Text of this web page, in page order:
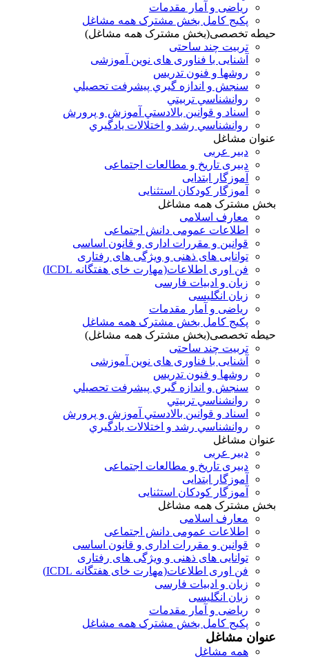
ریاضی و آمار مقدمات
پکیج کامل بخش مشترک همه مشاغل
حیطه تخصصی(بخش مشترک همه مشاغل)
تربیت چند ساحتی
آشنایی با فناوری های نوین آموزشی
روشها و فنون تدريس
سنجش و اندازه گيري پيشرفت تحصيلي
روانشناسي تربيتي
اسناد و قوانين بالادستي آموزش و پرورش
روانشناسي رشد و اختلالات يادگيري
عنوان مشاغل
دبير عربی
دبیری تاریخ و مطالعات اجتماعی
آموزگار ابتدایی
آموزگار کودکان استثنایی
بخش مشترک همه مشاغل
معارف اسلامی
اطلاعات عمومی دانش اجتماعی
قوانین و مقررات اداری و قانون اساسی
توانایی های ذهنی و ویژگی های رفتاری
فن اوری اطلاعات(مهارت خای هفتگانه ICDL)
زبان و ادبیات فارسی
زبان انگلیسی
ریاضی و آمار مقدمات
پکیج کامل بخش مشترک همه مشاغل
حیطه تخصصی(بخش مشترک همه مشاغل)
تربیت چند ساحتی
آشنایی با فناوری های نوین آموزشی
روشها و فنون تدريس
سنجش و اندازه گيري پيشرفت تحصيلي
روانشناسي تربيتي
اسناد و قوانين بالادستي آموزش و پرورش
روانشناسي رشد و اختلالات يادگيري
عنوان مشاغل
دبير عربی
دبیری تاریخ و مطالعات اجتماعی
آموزگار ابتدایی
آموزگار کودکان استثنایی
بخش مشترک همه مشاغل
معارف اسلامی
اطلاعات عمومی دانش اجتماعی
قوانین و مقررات اداری و قانون اساسی
توانایی های ذهنی و ویژگی های رفتاری
فن اوری اطلاعات(مهارت خای هفتگانه ICDL)
زبان و ادبیات فارسی
زبان انگلیسی
ریاضی و آمار مقدمات
پکیج کامل بخش مشترک همه مشاغل
عنوان مشاغل
همه مشاغل